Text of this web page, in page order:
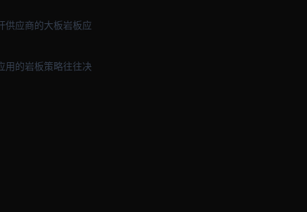
供应商的大板岩板应
用的岩板策略往往决